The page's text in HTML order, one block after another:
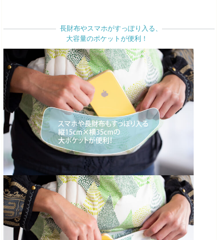
長財布やスマホがすっぽり入る、
大容量のポケットが便利！